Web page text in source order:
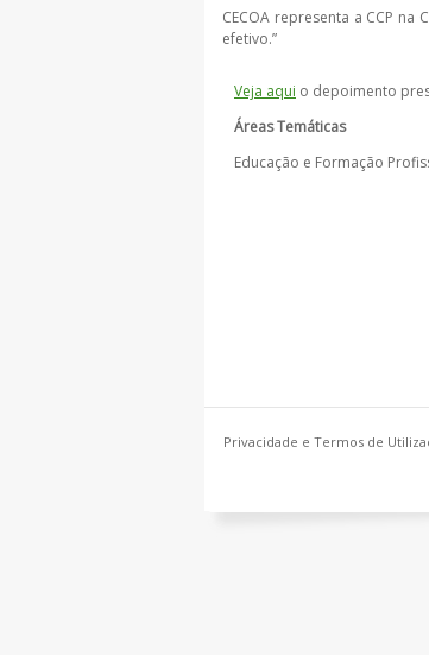
CECOA representa a CCP
efetivo.”
Veja aqui o depoimento
Áreas Temáticas
Educação e Formação
Privacidade e Termos de